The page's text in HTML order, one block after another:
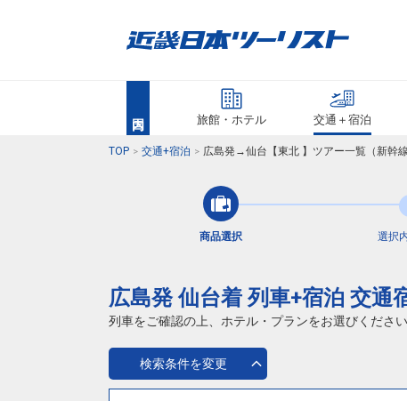
旅館・ホテル 交通＋宿泊
TOP 交通+宿泊 広島発→仙台【東北 】ツアー一覧（新幹線
商品選択 選択
広島発 仙台着 列車+宿泊 交通
列車をご確認の上、ホテル・プランをお選びください
検索条件を変更